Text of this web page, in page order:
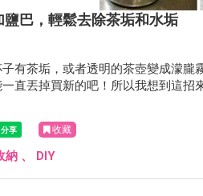
鹽巴，輕鬆去除茶垢和水垢
有茶垢，或者透明的茶壺變成濛
直丟掉買新的吧！所以我想到這招
收藏
納 、 DIY